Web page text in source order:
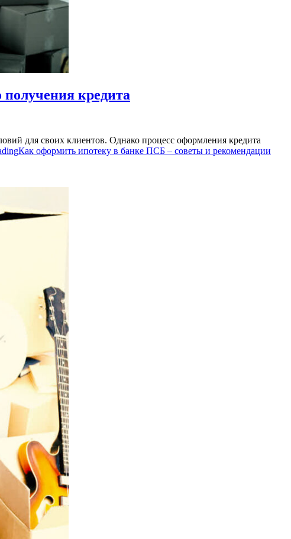
кредита
для своих клиентов. Однако процесс оформления кредита
Как оформить ипотеку в банке ПСБ – советы и рекомендации